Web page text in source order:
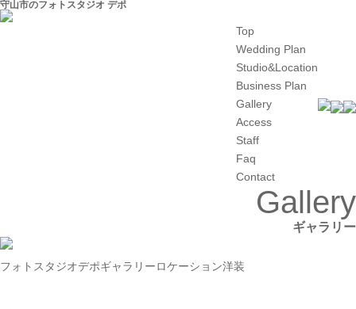
守山市のフォトスタジオ デポ
Top
Wedding Plan
Studio&Location
Business Plan
Gallery
Access
Staff
Faq
Contact
Gallery
ギャラリー
フォトスタジオデポギャラリーロケーション洋装